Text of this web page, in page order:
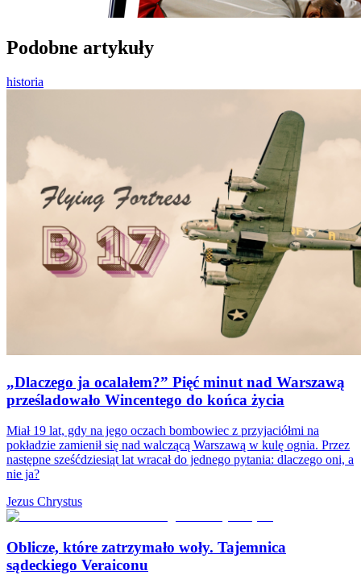
Podobne artykuły
historia
„Dlaczego ja ocalałem?” Pięć minut nad Warszawą
prześladowało Wincentego do końca życia
Miał 19 lat, gdy na jego oczach bombowiec z przyjaciółmi na
pokładzie zamienił się nad walczącą Warszawą w kulę ognia. Przez
następne sześćdziesiąt lat wracał do jednego pytania: dlaczego oni, a
nie ja?
Jezus Chrystus
Oblicze, które zatrzymało woły. Tajemnica
sądeckiego Veraiconu